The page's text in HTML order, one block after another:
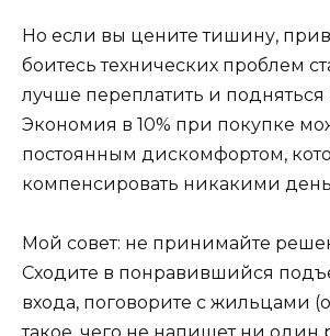
Но если вы цените тишину,
боитесь технических проблем
лучше переплатить и
Экономия в 10% при покупке
постоянным дискомфортом,
компенсировать никакими
Мой совет: не принимайте
Сходите в понравившийся
входа, поговорите с жильцами